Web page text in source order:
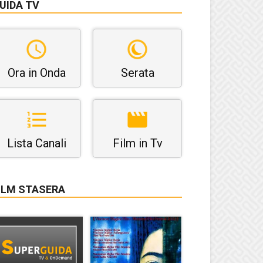
TV
Ora in Onda Serata
Lista Canali Film in Tv
STASERA